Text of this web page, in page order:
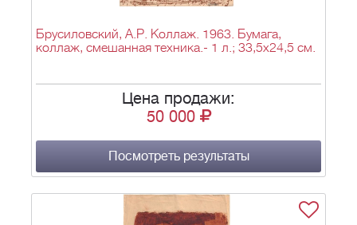
Брусиловский, А.Р. Коллаж. 1963. Бумага,
коллаж, смешанная техника.- 1 л.; 33,5х24,5 см.
Цена продажи:
50 000
Посмотреть результаты